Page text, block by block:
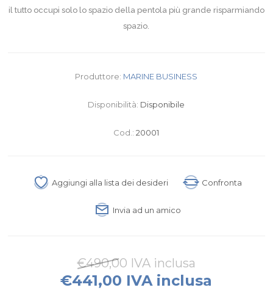
il tutto occupi solo lo spazio della pentola più grande risparmiando
spazio.
Produttore: MARINE BUSINESS
Disponibilità: Disponibile
Cod.: 20001
Aggiungi alla lista dei desideri Confronta
Invia ad un amico
€490,00 IVA inclusa
€441,00 IVA inclusa